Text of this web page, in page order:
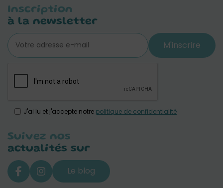
Inscription
à la newsletter
M'inscrire
J'ai lu et j'accepte notre politique de confidentialité
Suivez nos
actualités sur
Le blog